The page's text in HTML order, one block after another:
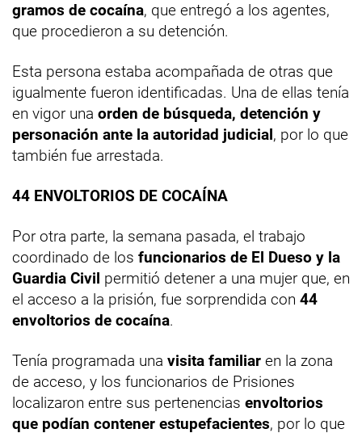
gramos de cocaína, que entregó a los agentes,
que procedieron a su detención.
Esta persona estaba acompañada de otras que
igualmente fueron identificadas. Una de ellas tenía
en vigor una orden de búsqueda, detención y
personación ante la autoridad judicial, por lo que
también fue arrestada.
44 ENVOLTORIOS DE COCAÍNA
Por otra parte, la semana pasada, el trabajo
coordinado de los funcionarios de El Dueso y la
Guardia Civil permitió detener a una mujer que, en
el acceso a la prisión, fue sorprendida con 44
envoltorios de cocaína.
Tenía programada una visita familiar en la zona
de acceso, y los funcionarios de Prisiones
localizaron entre sus pertenencias envoltorios
que podían contener estupefacientes, por lo que